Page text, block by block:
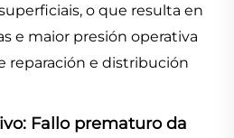
o que resulta en
e maior presión operativa
reparación e distribución
Fallo prematuro da